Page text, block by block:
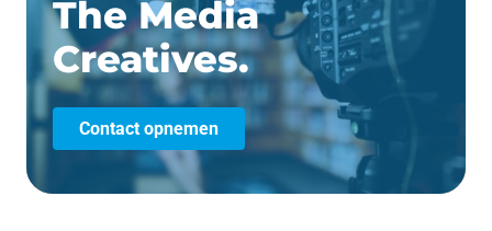
The Media
Creatives.
Contact opnemen